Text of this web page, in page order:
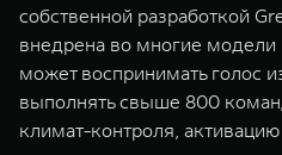
собственной разработкой
внедрена во многие модели
может воспринимать голос
выполнять свыше 800
климат-контроля,